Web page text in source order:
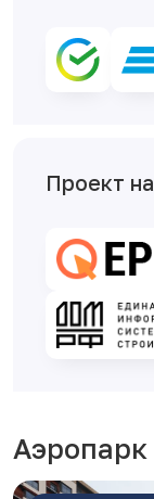
Проект
Аэропарк